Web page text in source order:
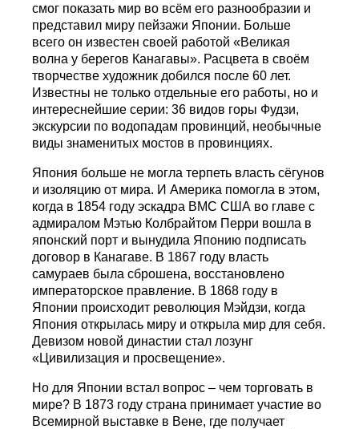
смог показать мир во всём его разнообразии и
представил миру пейзажи Японии. Больше
всего он известен своей работой «Великая
волна у берегов Канагавы». Расцвета в своём
творчестве художник добился после 60 лет.
Известны не только отдельные его работы, но и
интереснейшие серии: 36 видов горы Фудзи,
экскурсии по водопадам провинций, необычные
виды знаменитых мостов в провинциях.
Япония больше не могла терпеть власть сёгунов
и изоляцию от мира. И Америка помогла в этом,
когда в 1854 году эскадра ВМС США во главе с
адмиралом Мэтью Колбрайтом Перри вошла в
японский порт и вынудила Японию подписать
договор в Канагаве. В 1867 году власть
самураев была сброшена, восстановлено
императорское правление. В 1868 году в
Японии происходит революция Мэйдзи, когда
Япония открылась миру и открыла мир для себя.
Девизом новой династии стал лозунг
«Цивилизация и просвещение».
Но для Японии встал вопрос – чем торговать в
мире? В 1873 году страна принимает участие во
Всемирной выставке в Вене, где получает